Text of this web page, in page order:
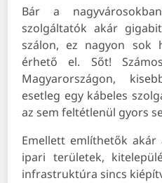
Bár a
szolgáltatók akár
szálon, ez nagyon sok
érhető el. Sőt!
Magyarországon,
esetleg egy kábeles
az sem feltétlenül gyors
Emellett említhetők akár
ipari területek,
infrastruktúra sincs